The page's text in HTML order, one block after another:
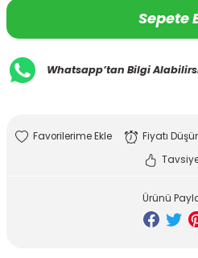
Sepete
Whatsapp’tan Bilgi
Fiyatı
Ürünü